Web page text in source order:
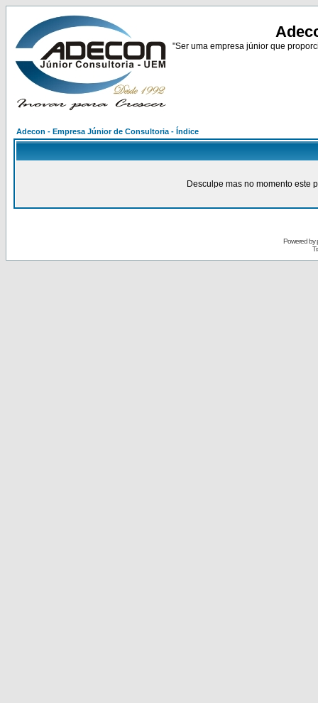
"Ser uma empresa júnior que
Adecon - Empresa Júnior de Consultoria - Índice
Desculpe mas no momento este
Powered by